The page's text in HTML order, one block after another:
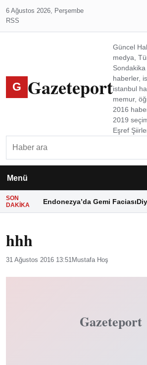
6 Ağustos 2026, Perşembe
RSS
G Gazeteport
Güncel
medya,
haberler,
istanbul
memur,
2016
2019
Eşref
Menü
SON
DAKIKA
Endonezya’da Gemi Faciası
hhh
31 Ağustos 2016 13:51Mustafa Hoş
Gazeteport